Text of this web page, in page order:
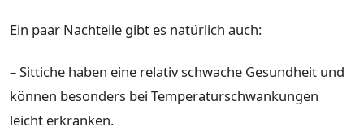
Ein paar Nachteile gibt es natürlich auch:
– Sittiche haben eine relativ schwache Gesundheit und
können besonders bei Temperaturschwankungen
leicht erkranken.